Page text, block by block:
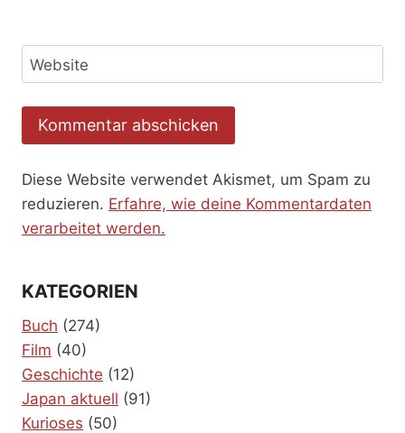
Website
Diese Website verwendet Akismet, um Spam zu
reduzieren. Erfahre, wie deine Kommentardaten
verarbeitet werden.
KATEGORIEN
Buch (274)
Film (40)
Geschichte (12)
Japan aktuell (91)
Kurioses (50)